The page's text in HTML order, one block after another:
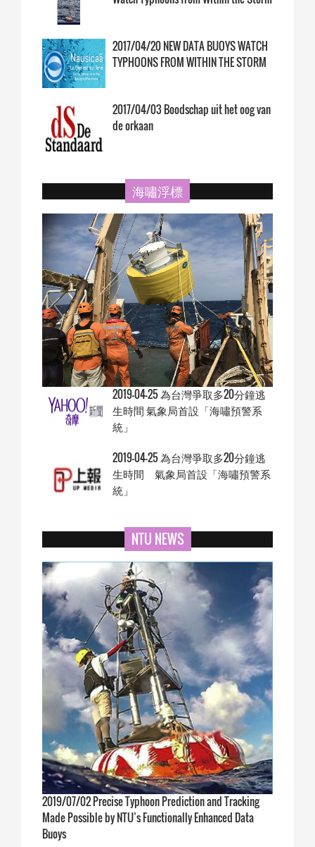
2017/04/20 NEW DATA BUOYS WATCH
TYPHOONS FROM WITHIN THE STORM
2017/04/03 Boodschap uit het oog van
de orkaan
海嘯浮標
2019-04-25 為台灣爭取多20分鐘逃
生時間 氣象局首設「海嘯預警系
統」
2019-04-25 為台灣爭取多20分鐘逃
生時間 氣象局首設「海嘯預警系
統」
NTU NEWS
2019/07/02 Precise Typhoon Prediction and Tracking
Made Possible by NTU’s Functionally Enhanced Data
Buoys